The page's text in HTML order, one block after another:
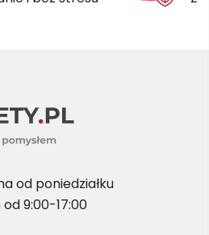
od poniedziałku
9:00-17:00